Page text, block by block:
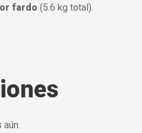
fardo (5.6 kg total).